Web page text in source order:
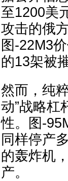
至1200美
攻击的俄
图-22M3
的13架被
然而，纯
动”战略杠
性。图-
同样停产
的轰炸机
产。